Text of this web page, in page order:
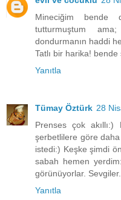
Mineciğim bende
tutturmuştum
dondurmanın haddi
Tatlı bir harika! bende
Yanıtla
Tümay Öztürk 28
Prenses çok akıllı:)
şerbetlilere göre
istedi:) Keşke şimdi
sabah hemen
görünüyorlar.
Yanıtla